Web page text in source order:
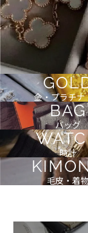
金・プラチナ
BAG
バッグ
時計
毛皮・着